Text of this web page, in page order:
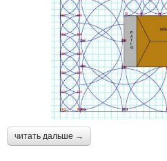
читать дальше →